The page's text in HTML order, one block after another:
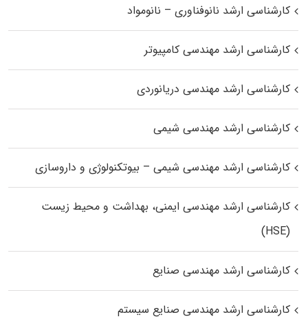
کارشناسی ارشد نانوفناوری – نانومواد
کارشناسی ارشد مهندسی کامپیوتر
کارشناسی ارشد مهندسی دریانوردی
کارشناسی ارشد مهندسی شیمی
کارشناسی ارشد مهندسی شیمی – بیوتکنولوژی و داروسازی
کارشناسی ارشد مهندسی ایمنی، بهداشت و محیط زیست
(HSE)
کارشناسی ارشد مهندسی صنایع
کارشناسی ارشد مهندسی صنایع سیستم